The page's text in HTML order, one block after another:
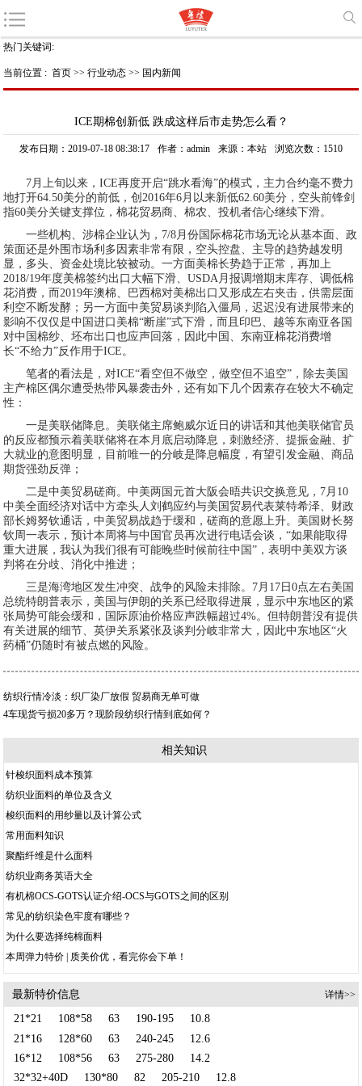
热门关键词:
当前位置 : 首页 >> 行业动态 >> 国内新闻
ICE期棉创新低 跌成这样后市走势怎么看？
发布日期：2019-07-18 08:38:17 作者：admin 来源：本站 浏览次数：1510
7月上旬以来，ICE再度开启“跳水看海”的模式，主力合约毫不费力
地打开64.50美分的前低，创2016年6月以来新低62.60美分，空头前锋剑
指60美分关键支撑位，棉花贸易商、棉农、投机者信心继续下滑。
一些机构、涉棉企业认为，7/8月份国际棉花市场无论从基本面、政
策面还是外围市场利多因素非常有限，空头控盘、主导的趋势越发明
显，多头、资金处境比较被动。一方面美棉长势趋于正常，再加上
2018/19年度美棉签约出口大幅下滑、USDA月报调增期末库存、调低棉
花消费，而2019年澳棉、巴西棉对美棉出口又形成左右夹击，供需层面
利空不断发酵；另一方面中美贸易谈判陷入僵局，迟迟没有进展带来的
影响不仅仅是中国进口美棉“断崖”式下滑，而且印巴、越等东南亚各国
对中国棉纱、坯布出口也应声回落，因此中国、东南亚棉花消费增
长“不给力”反作用于ICE。
笔者的看法是，对ICE“看空但不做空，做空但不追空”，除去美国
主产棉区偶尔遭受热带风暴袭击外，还有如下几个因素存在较大不确定
性：
一是美联储降息。美联储主席鲍威尔近日的讲话和其他美联储官员
的反应都预示着美联储将在本月底启动降息，刺激经济、提振金融、扩
大就业的意图明显，目前唯一的分岐是降息幅度，有望引发金融、商品
期货强劲反弹；
二是中美贸易磋商。中美两国元首大阪会晤共识交换意见，7月10
中美全面经济对话中方牵头人刘鹤应约与美国贸易代表莱特希泽、财政
部长姆努钦通话，中美贸易战趋于缓和，磋商的意愿上升。美国财长努
钦周一表示，预计本周将与中国官员再次进行电话会谈，“如果能取得
重大进展，我认为我们很有可能晚些时候前往中国”，表明中美双方谈
判将在分歧、消化中推进；
三是海湾地区发生冲突、战争的风险未排除。7月17日0点左右美国
总统特朗普表示，美国与伊朗的关系已经取得进展，显示中东地区的紧
张局势可能会缓和，国际原油价格应声跌幅超过4%。但特朗普没有提供
有关进展的细节、英伊关系紧张及谈判分岐非常大，因此中东地区“火
药桶”仍随时有被点燃的风险。
纺织行情冷淡：织厂染厂放假 贸易商无单可做
4车现货亏损20多万？现阶段纺织行情到底如何？
相关知识
针梭织面料成本预算
纺织业面料的单位及含义
梭织面料的用纱量以及计算公式
常用面料知识
聚酯纤维是什么面料
纺织业商务英语大全
有机棉OCS-GOTS认证介绍-OCS与GOTS之间的区别
常见的纺织染色牢度有哪些？
为什么要选择纯棉面料
本周弹力特价 | 质美价优，看完你会下单！
最新特价信息 详情>>
21*21 108*58 63 190-195
10.8
21*16
128*60 63 240-245
12.6
16*12
108*56 63 275-280
14.2
32*32+40D
130*80 82 205-210 12.8